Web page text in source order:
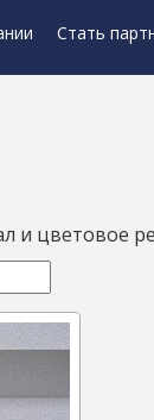
Стать
и цветовое